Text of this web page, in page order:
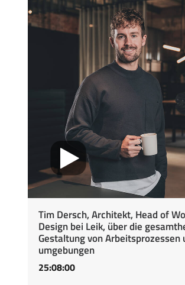
Tim Dersch, Architekt, Head of
Design bei Leik, über die
Gestaltung von Arbeitsprozessen
umgebungen
25:08:00